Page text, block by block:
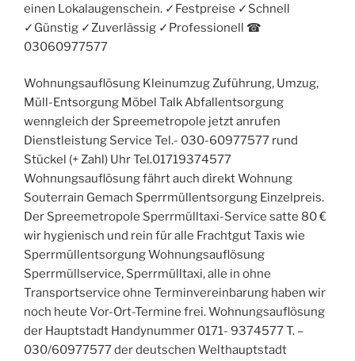
einen Lokalaugenschein. ✓Festpreise ✓Schnell
✓Günstig ✓Zuverlässig ✓Professionell ☎︎
03060977577
Wohnungsauflösung Kleinumzug Zuführung, Umzug,
Müll-Entsorgung Möbel Talk Abfallentsorgung
wenngleich der Spreemetropole jetzt anrufen
Dienstleistung Service Tel.- 030-60977577 rund
Stückel (+ Zahl) Uhr Tel.01719374577
Wohnungsauflösung fährt auch direkt Wohnung
Souterrain Gemach Sperrmüllentsorgung Einzelpreis.
Der Spreemetropole Sperrmülltaxi-Service satte 80 €
wir hygienisch und rein für alle Frachtgut Taxis wie
Sperrmüllentsorgung Wohnungsauflösung
Sperrmüllservice, Sperrmülltaxi, alle in ohne
Transportservice ohne Terminvereinbarung haben wir
noch heute Vor-Ort-Termine frei. Wohnungsauflösung
der Hauptstadt Handynummer 0171- 9374577 T. –
030/60977577 der deutschen Welthauptstadt